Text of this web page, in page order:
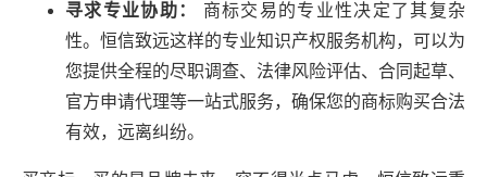
寻求专业协助：
商标交易的专业性决定了其复杂
性。恒信致远这样的专业知识产权服务机构，可以为
您提供全程的尽职调查、法律风险评估、合同起草、
官方申请代理等一站式服务，确保您的商标购买合法
有效，远离纠纷。